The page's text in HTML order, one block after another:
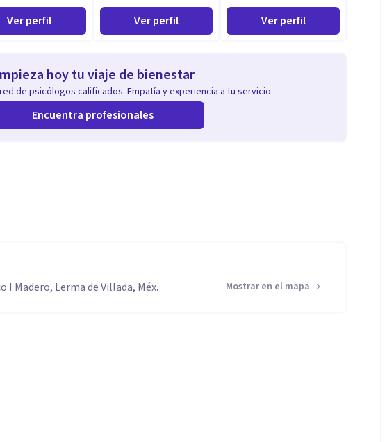
Ver perfil Ver perfil Ver perfil
hoy tu viaje de bienestar
de psicólogos calificados. Empatía y experiencia a tu servicio.
Encuentra profesionales
I Madero, Lerma de Villada, Méx.
Mostrar en el mapa